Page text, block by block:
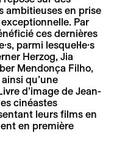
ambitieuses en prise
Par
ces dernières
parmi lesquel·le·s
Herzog, Jia
Mendonça Filho,
qu’une
d’image de Jean-
cinéastes
leurs films en
en première